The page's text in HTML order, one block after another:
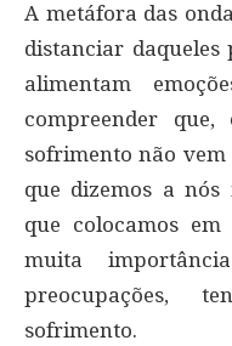
A metáfora das
distanciar daqueles
alimentam
compreender que,
sofrimento não vem
que dizemos a
que colocamos em
muita
preocupações,
sofrimento.